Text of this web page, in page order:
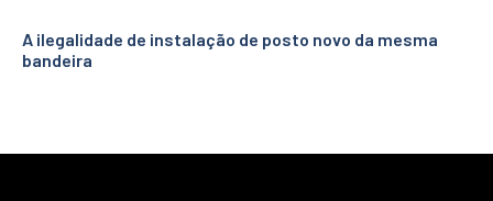
A ilegalidade de instalação de posto novo da mesma
bandeira